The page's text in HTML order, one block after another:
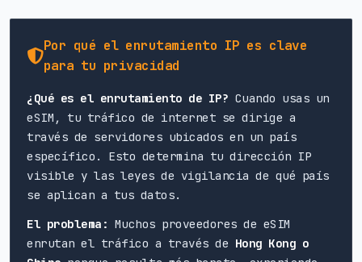
Por qué el enrutamiento IP es clave
para tu privacidad
¿Qué es el enrutamiento de IP? Cuando usas un
eSIM, tu tráfico de internet se dirige a
través de servidores ubicados en un país
específico. Esto determina tu dirección IP
visible y las leyes de vigilancia de qué país
se aplican a tus datos.
El problema: Muchos proveedores de eSIM
enrutan el tráfico a través de Hong Kong o